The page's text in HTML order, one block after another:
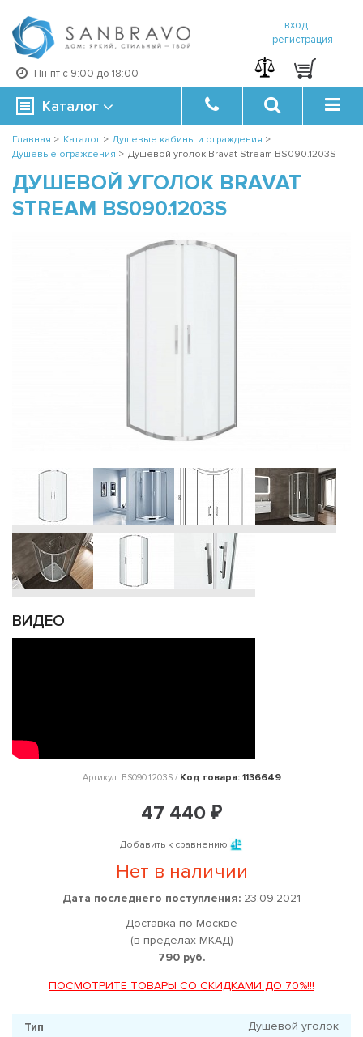
Пн-пт с 9:00 до 18:00
вход
регистрация
Каталог
Главная > Каталог > Душевые кабины и ограждения >
Душевые ограждения > Душевой уголок Bravat Stream BS090.1203S
ДУШЕВОЙ УГОЛОК BRAVAT
STREAM BS090.1203S
ВИДЕО
Артикул: BS090.1203S / Код товара: 1136649
47 440 ₽
Добавить к сравнению
Нет в наличии
Дата последнего поступления: 23.09.2021
Доставка по Москве
(в пределах МКАД)
790 руб.
ПОСМОТРИТЕ ТОВАРЫ СО СКИДКАМИ ДО 70%!!!
Тип Душевой уголок